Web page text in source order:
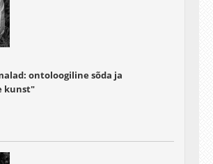
ontoloogiline sõda ja
kunst"